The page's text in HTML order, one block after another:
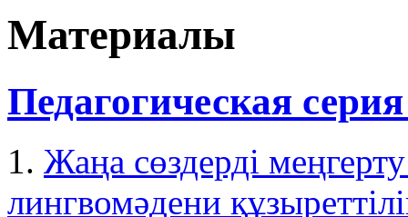
Материалы
Педагогическая
1. Жаңа сөздерді
лингвомәдени